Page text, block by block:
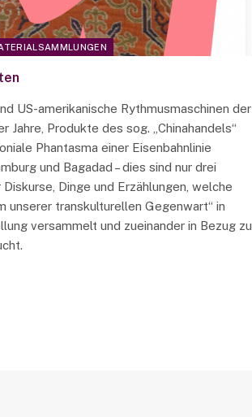
US-amerikanische Rythmusmaschinen der
Jahre, Produkte des sog. „Chinahandels“
Phantasma einer Eisenbahnlinie
und Bagadad – dies sind nur drei
Dinge und Erzählungen, welche
unserer transkulturellen Gegenwart“ in
versammelt und zueinander in Bezug zu